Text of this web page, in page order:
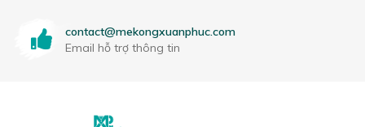
contact@mekongxuanphuc.com
Email hỗ trợ thông tin